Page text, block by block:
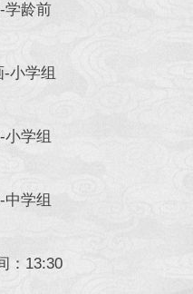
学龄前
小学组
小学组
中学组
：13:30